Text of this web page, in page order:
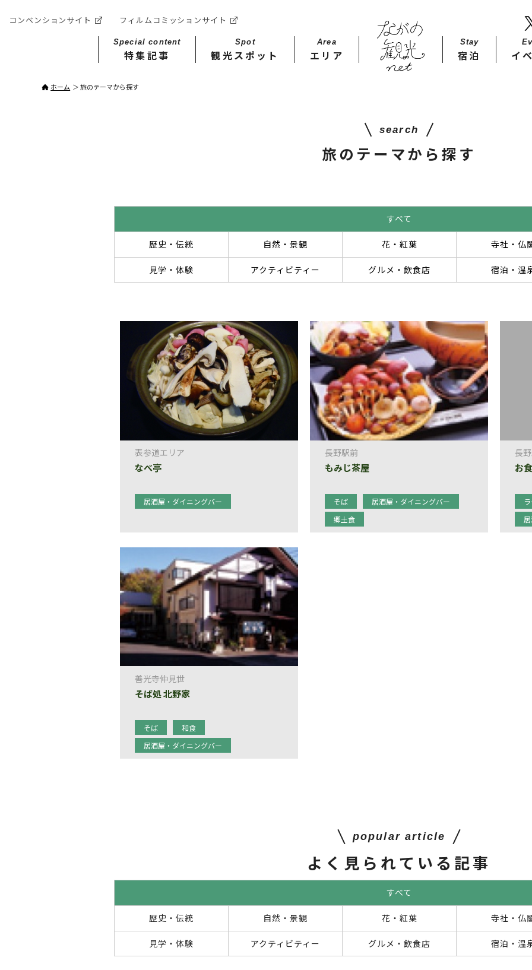
コンベンションサイト フィルムコミッションサイト
Special content
特集記事
Spot
観光スポット
Area
エリア
Stay​
宿泊 イ
ホーム 旅のテーマから探す
search
旅のテーマから探す
すべて
歴史・伝統 自然・景観 花・紅葉 寺社・仏
見学・体験 アクティビティー グルメ・飲食店 宿泊・温
表参道エリア
なべ亭
居酒屋・ダイニングバー
長野駅前
もみじ茶屋
そば
居酒屋・ダイニングバー
郷土食
長
お
善光寺仲見世
そば処 北野家
そば
和食
居酒屋・ダイニングバー
popular article
よく見られている記事
すべて
歴史・伝統 自然・景観 花・紅葉 寺社・仏
見学・体験 アクティビティー グルメ・飲食店 宿泊・温